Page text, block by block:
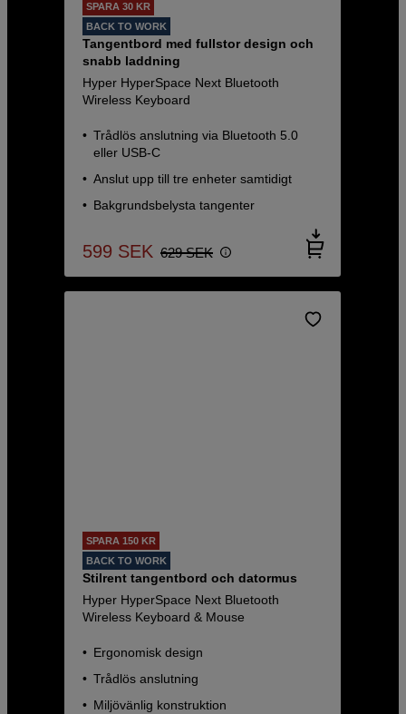
SPARA 30 KR
BACK TO WORK
Tangentbord med fullstor design och
snabb laddning
Hyper HyperSpace Next Bluetooth
Wireless Keyboard
Trådlös anslutning via Bluetooth 5.0
eller USB-C
Anslut upp till tre enheter samtidigt
Bakgrundsbelysta tangenter
599 SEK 629 SEK
SPARA 150 KR
BACK TO WORK
Stilrent tangentbord och datormus
Hyper HyperSpace Next Bluetooth
Wireless Keyboard & Mouse
Ergonomisk design
Trådlös anslutning
Miljövänlig konstruktion